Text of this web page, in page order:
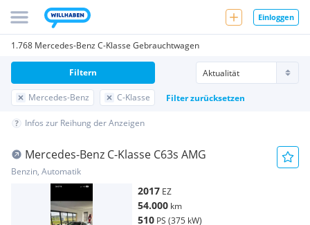
Einloggen
1.768 Mercedes-Benz C-Klasse Gebrauchtwagen
Mercedes-Benz C-Klasse Filter zurücksetzen
Filtern
Infos zur Reihung der Anzeigen
Mercedes-Benz C-Klasse C63s AMG
Benzin, Automatik
2017 EZ
54.000 km
510 PS (375 kW)